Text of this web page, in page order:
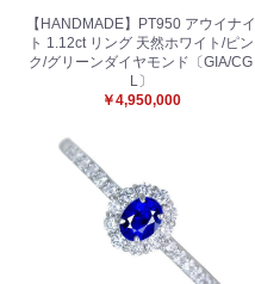
【HANDMADE】PT950 アウイナイ
ト 1.12ct リング 天然ホワイト/ピン
ク/グリーンダイヤモンド〔GIA/CG
L〕
￥4,950,000